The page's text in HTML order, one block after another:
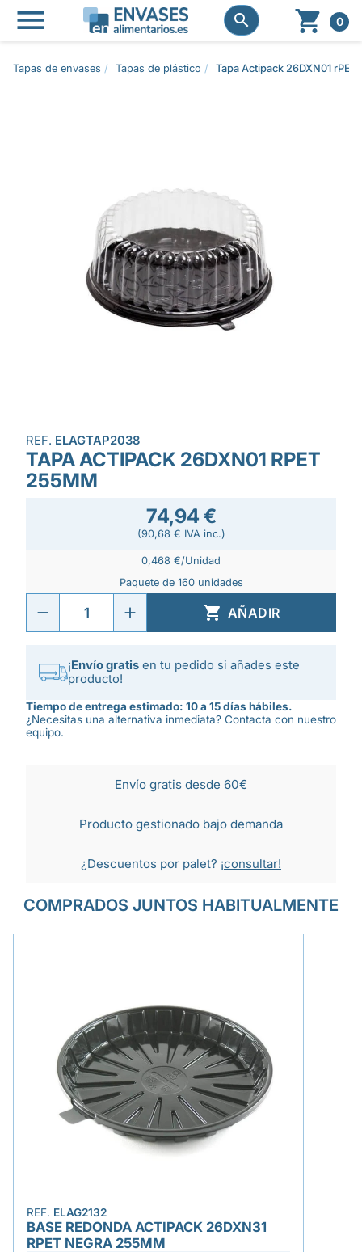
 
  0
Tapas de envases Tapas de plástico Tapa Actipack 26DXN01 rPET
REF. ELAGTAP2038
TAPA ACTIPACK 26DXN01 RPET
255MM
74,94 €
(90,68 € IVA inc.)
0,468 €/Unidad
Paquete de 160 unidades
 AÑADIR
¡Envío gratis en tu pedido si añades este
producto!
Tiempo de entrega estimado: 10 a 15 días hábiles.
¿Necesitas una alternativa inmediata? Contacta con nuestro
equipo.
Envío gratis desde 60€
Producto gestionado bajo demanda
¿Descuentos por palet? ¡consultar!
COMPRADOS JUNTOS HABITUALMENTE
REF. ELAG2132
BASE REDONDA ACTIPACK 26DXN31
RPET NEGRA 255MM